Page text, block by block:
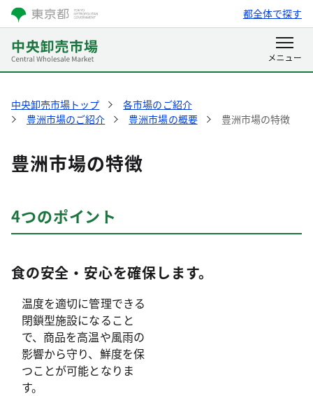
都全体で探す
中央卸売市場トップ
各市場のご紹介
豊洲市場のご紹介
豊洲市場の概要 豊洲市場の特徴
豊洲市場の特徴
4つのポイント
食の安全・安心を確保します。
温度を適切に管理できる
閉鎖型施設になること
で、商品を高温や風雨の
影響から守り、鮮度を保
つことが可能となりま
す。